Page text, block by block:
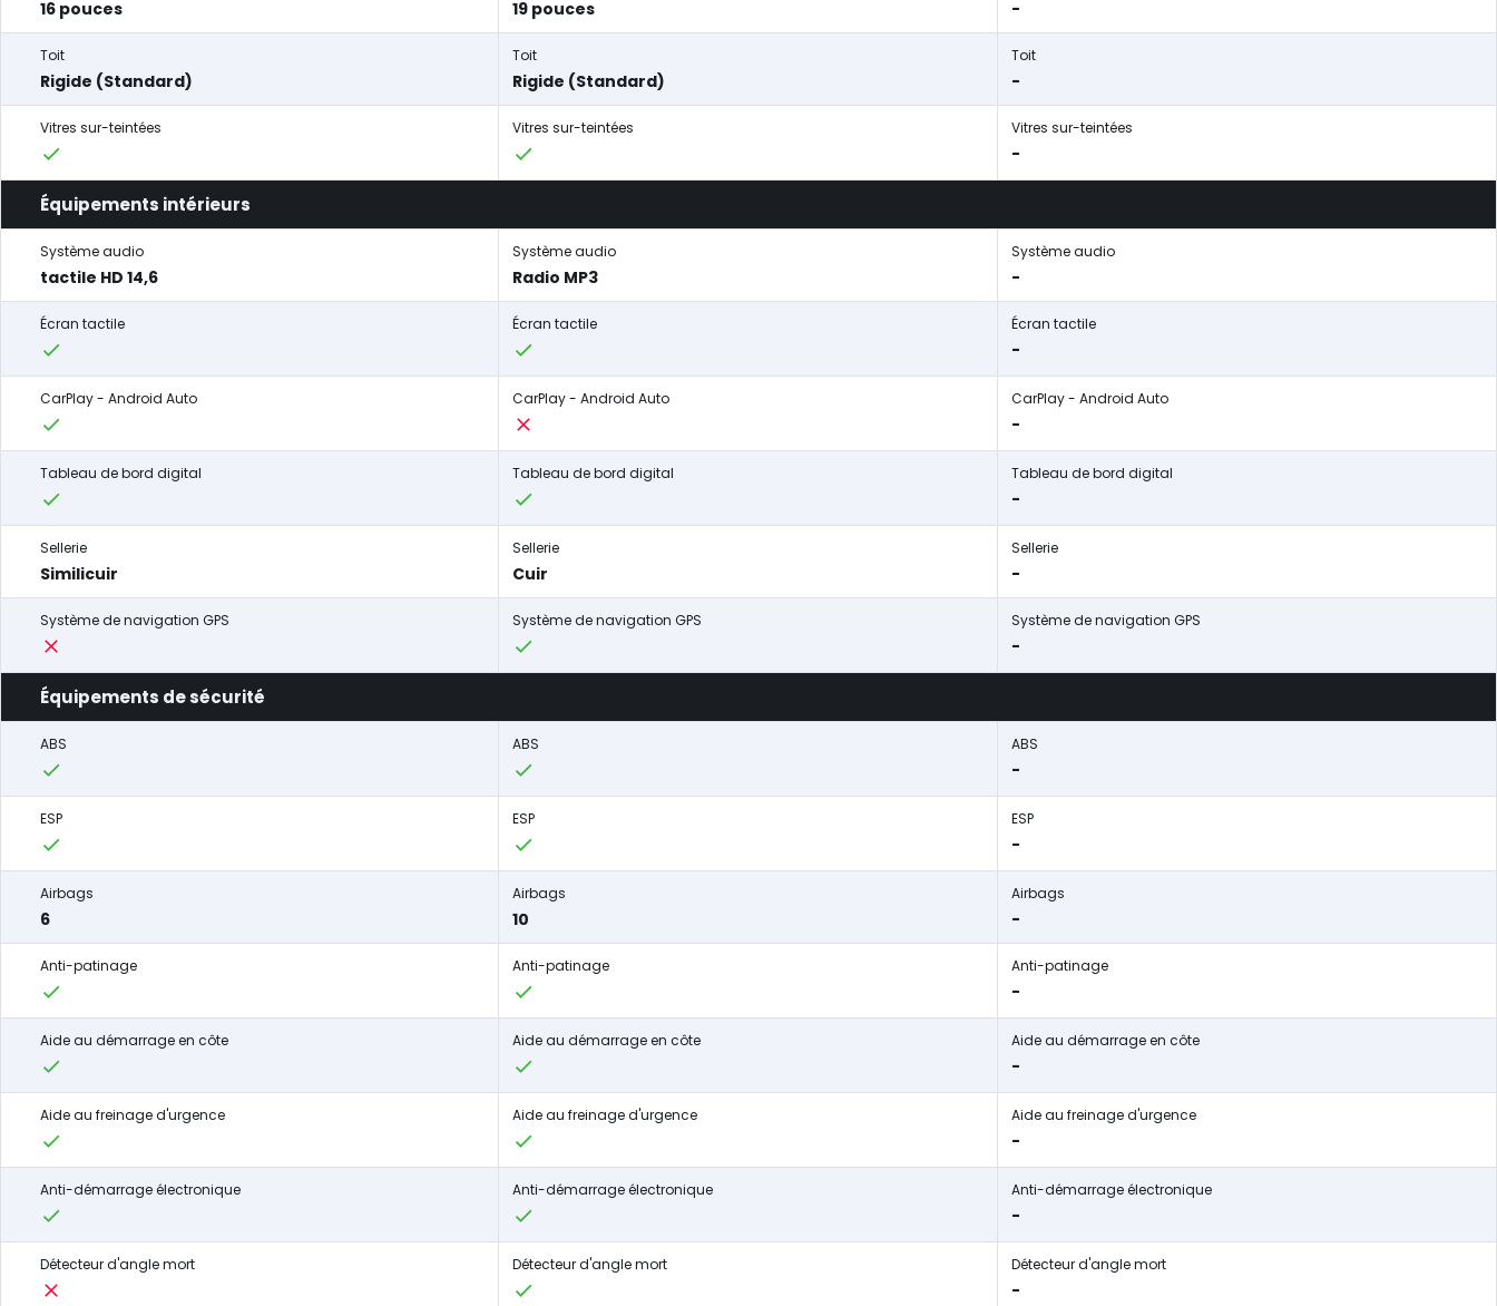
16 pouces 19 pouces -
Toit
Rigide (Standard)
Toit
Rigide (Standard)
Toit
-
Vitres sur-teintées Vitres sur-teintées Vitres sur-teintées
-
Équipements intérieurs
Système audio
tactile HD 14,6
Système audio
Radio MP3
Système audio
-
Écran tactile Écran tactile Écran tactile
-
CarPlay - Android Auto CarPlay - Android Auto CarPlay - Android Auto
-
Tableau de bord digital Tableau de bord digital Tableau de bord digital
-
Sellerie
Similicuir
Sellerie
Cuir
Sellerie
-
Système de navigation GPS Système de navigation GPS Système de navigation GPS
-
Équipements de sécurité
ABS ABS ABS
-
ESP ESP ESP
-
Airbags
6
Airbags
10
Airbags
-
Anti-patinage Anti-patinage Anti-patinage
-
Aide au démarrage en côte Aide au démarrage en côte Aide au démarrage en côte
-
Aide au freinage d'urgence Aide au freinage d'urgence Aide au freinage d'urgence
-
Anti-démarrage électronique Anti-démarrage électronique Anti-démarrage électronique
-
Détecteur d'angle mort Détecteur d'angle mort Détecteur d'angle mort
-